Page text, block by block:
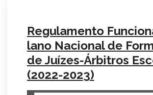
Regulamento
lano Nacional de
de Juízes-Árbitros
(2022-2023)